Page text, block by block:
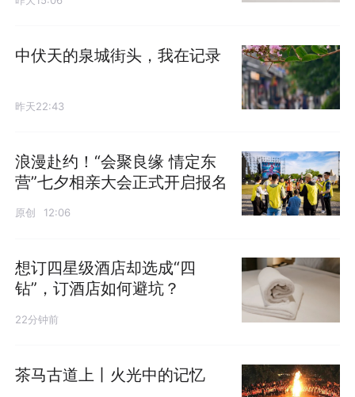
中伏天的泉城街头，我在记录
昨天22:43
浪漫赴约！“会聚良缘 情定东
营”七夕相亲大会正式开启报名
原创 12:06
想订四星级酒店却选成“四
钻”，订酒店如何避坑？
22分钟前
茶马古道上丨火光中的记忆